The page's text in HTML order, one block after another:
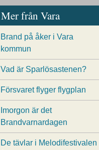
Mer från Vara
Brand på åker i Vara
kommun
Vad är Sparlösastenen?
Försvaret flyger flygplan
Imorgon är det
Brandvarnardagen
De tävlar i Melodifestivalen